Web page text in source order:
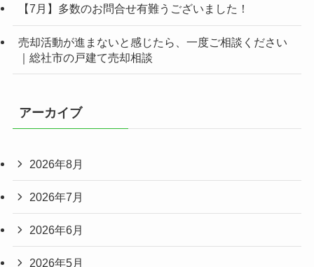
【7月】多数のお問合せ有難うございました！
売却活動が進まないと感じたら、一度ご相談ください
｜総社市の戸建て売却相談
アーカイブ
2026年8月
2026年7月
2026年6月
2026年5月